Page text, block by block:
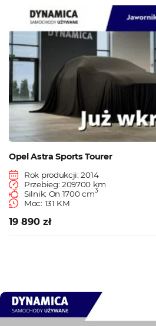
Opel Astra Sports Tourer
Rok produkcji: 2014
Przebieg: 209700 km
Silnik: On 1700 cm3
Moc: 131 KM
19 890 zł